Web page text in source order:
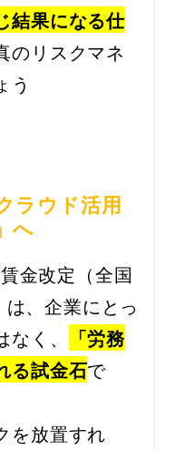
結果になる仕
のリスクマネ
う
ラウド活用
へ
金改定（全国
、企業にとっ
く、
「労務
る試金石で
を放置すれ